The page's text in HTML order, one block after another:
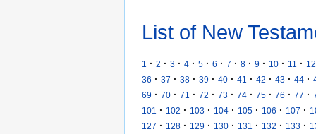
List of New
1 · 2 · 3 · 4 · 5 · 6 · 7 · 8 · 9 · 10 · 11 · 12
36 · 37 · 38 · 39 · 40 · 41 · 42 · 43 · 44 ·
69 · 70 · 71 · 72 · 73 · 74 · 75 · 76 · 77 ·
101
· 102 · 103 · 104 · 105 · 106 · 107 ·
127 · 128 · 129 · 130 · 131 · 132 · 133 ·